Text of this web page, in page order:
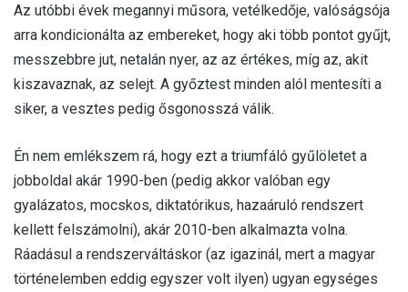
Az utóbbi évek megannyi műsora, vetélkedője, valóságsója
arra kondicionálta az embereket, hogy aki több pontot gyűjt,
messzebbre jut, netalán nyer, az az értékes, míg az, akit
kiszavaznak, az selejt. A győztest minden alól mentesíti a
siker, a vesztes pedig ősgonosszá válik.
Én nem emlékszem rá, hogy ezt a triumfáló gyűlöletet a
jobboldal akár 1990-ben (pedig akkor valóban egy
gyalázatos, mocskos, diktatórikus, hazaáruló rendszert
kellett felszámolni), akár 2010-ben alkalmazta volna.
Ráadásul a rendszerváltáskor (az igazinál, mert a magyar
történelemben eddig egyszer volt ilyen) ugyan egységes